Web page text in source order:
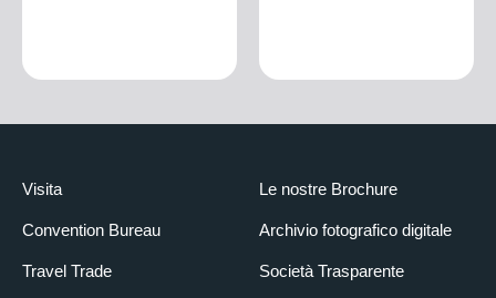
Visita
Convention Bureau
Travel Trade
Le nostre Brochure
Archivio fotografico digitale
Società Trasparente